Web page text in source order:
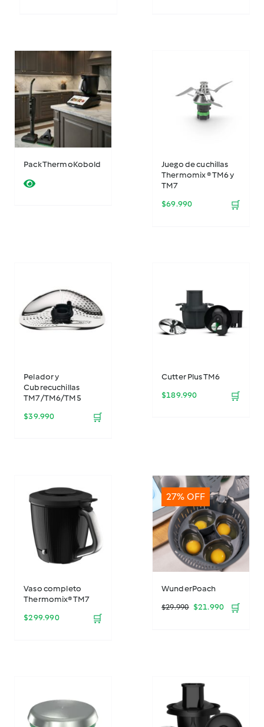
Pack ThermoKobold
Juego de cuchillas
Thermomix ® TM6 y
TM7
$69.990 🛒
Pelador y
Cubrecuchillas
TM7/TM6/TM5
$39.990 🛒
Cutter Plus TM6
$189.990 🛒
Vaso completo
Thermomix® TM7
$299.990 🛒
27% OFF
WunderPoach
$29.990 El
$29.990.
$21.990El 🛒